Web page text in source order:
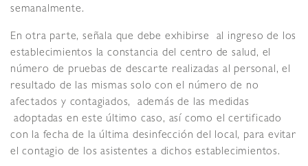
semanalmente.
En otra parte, señala que debe exhibirse al ingreso de los
establecimientos la constancia del centro de salud, el
número de pruebas de descarte realizadas al personal, el
resultado de las mismas solo con el número de no
afectados y contagiados, además de las medidas
adoptadas en este último caso, así como el certificado
con la fecha de la última desinfección del local, para evitar
el contagio de los asistentes a dichos establecimientos.